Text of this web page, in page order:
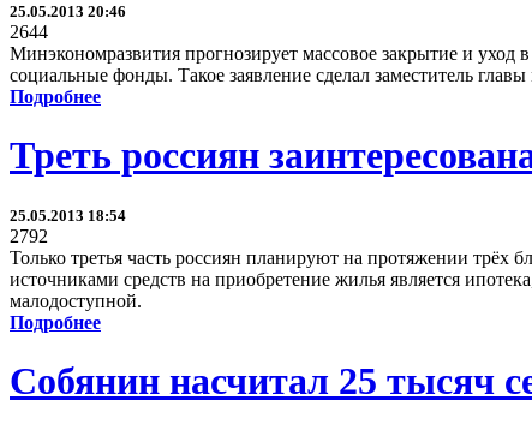
25.05.2013 20:46
2644
Минэкономразвития прогнозирует массовое закрытие и уход
социальные фонды. Такое заявление сделал заместитель
Подробнее
Треть россиян
25.05.2013 18:54
2792
Только третья часть россиян планируют на протяжении
источниками средств на приобретение жилья является
малодоступной.
Подробнее
Собянин насчитал 25 тысяч